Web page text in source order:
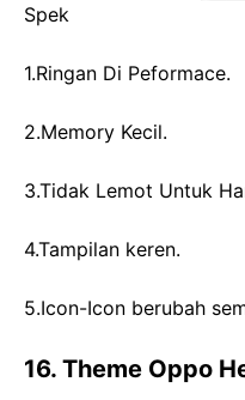
Spek
1.Ringan Di Peformace.
2.Memory Kecil.
3.Tidak Lemot Untuk
4.Tampilan keren.
5.Icon-Icon berubah
16. Theme Oppo